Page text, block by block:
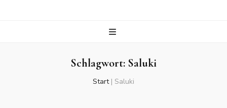
Schlagwort: Saluki
Start | Saluki